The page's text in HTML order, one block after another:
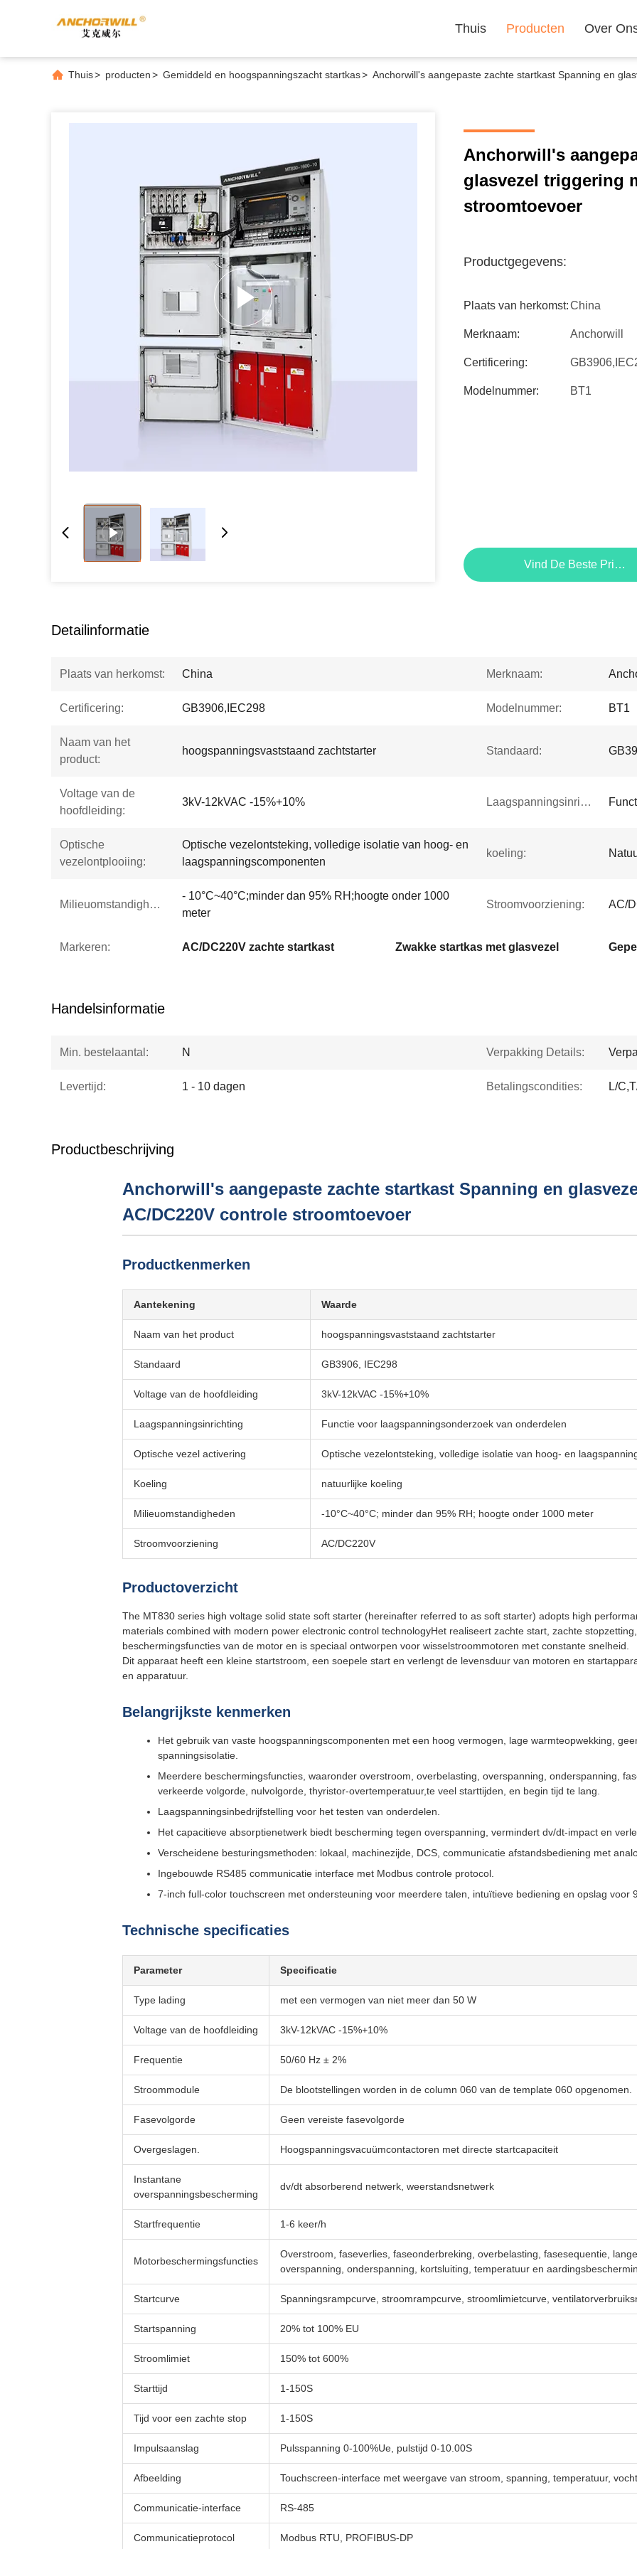
Thuis Producten Over
Thuis> producten> Gemiddeld en hoogspanningszacht startkas> Anchorwill's aangepaste zachte startkast Spanning en
Anchorwill's
glasvezel triggering
stroomtoevoer
Productgegevens:
Plaats van herkomst:China
Merknaam: Anchorwill
Certificering:
Modelnummer: BT1
Vind De Beste Prijs
Detailinformatie
Plaats van herkomst: China Merknaam:
Certificering: GB3906,IEC298 Modelnummer: BT1
Naam van het
product:
hoogspanningsvaststaand zachtstarter Standaard:
Voltage van de
hoofdleiding:
3kV-12kVAC -15%+10% Laagspanningsinrichting:
Optische
vezelontplooiing:
Optische vezelontsteking, volledige isolatie van hoog- en
laagspanningscomponenten
koeling:
Milieuomstandigheden:
- 10°C~40°C;minder dan 95% RH;hoogte onder 1000
meter
Stroomvoorziening: AC/
Markeren: AC/DC220V zachte startkast Zwakke startkas met glasvezel
Handelsinformatie
Min. bestelaantal: N Verpakking Details:
Levertijd: 1 - 10 dagen Betalingscondities: L/
Productbeschrijving
Anchorwill's aangepaste zachte startkast Spanning en
AC/DC220V controle stroomtoevoer
Productkenmerken
Aantekening Waarde
Naam van het product hoogspanningsvaststaand zachtstarter
Standaard GB3906, IEC298
Voltage van de hoofdleiding 3kV-12kVAC -15%+10%
Laagspanningsinrichting Functie voor laagspanningsonderzoek van onderdelen
Optische vezel activering Optische vezelontsteking, volledige isolatie van hoog- en
Koeling natuurlijke koeling
Milieuomstandigheden -10°C~40°C; minder dan 95% RH; hoogte onder 1000 meter
Stroomvoorziening AC/DC220V
Productoverzicht
The MT830 series high voltage solid state soft starter (hereinafter referred to as soft starter) adopts high
materials combined with modern power electronic control technologyHet realiseert zachte start, zachte
beschermingsfuncties van de motor en is speciaal ontworpen voor wisselstroommotoren met constante snelheid.
Dit apparaat heeft een kleine startstroom, een soepele start en verlengt de levensduur van motoren en
en apparatuur.
Belangrijkste kenmerken
Het gebruik van vaste hoogspanningscomponenten met een hoog vermogen, lage warmteopwekking,
spanningsisolatie.
Meerdere beschermingsfuncties, waaronder overstroom, overbelasting, overspanning, onderspanning,
verkeerde volgorde, nulvolgorde, thyristor-overtemperatuur,te veel starttijden, en begin tijd te lang.
Laagspanningsinbedrijfstelling voor het testen van onderdelen.
Het capacitieve absorptienetwerk biedt bescherming tegen overspanning, vermindert dv/dt-impact en
Verscheidene besturingsmethoden: lokaal, machinezijde, DCS, communicatie afstandsbediening met
Ingebouwde RS485 communicatie interface met Modbus controle protocol.
7-inch full-color touchscreen met ondersteuning voor meerdere talen, intuïtieve bediening en opslag voor
Technische specificaties
Parameter Specificatie
Type lading met een vermogen van niet meer dan 50 W
Voltage van de hoofdleiding 3kV-12kVAC -15%+10%
Frequentie 50/60 Hz ± 2%
Stroommodule De blootstellingen worden in de column 060 van de template 060 opgenomen.
Fasevolgorde Geen vereiste fasevolgorde
Overgeslagen. Hoogspanningsvacuümcontactoren met directe startcapaciteit
Instantane
overspanningsbescherming
dv/dt absorberend netwerk, weerstandsnetwerk
Startfrequentie 1-6 keer/h
Motorbeschermingsfuncties
Overstroom, faseverlies, faseonderbreking, overbelasting, fasesequentie,
overspanning, onderspanning, kortsluiting, temperatuur en
Startcurve Spanningsrampcurve, stroomrampcurve, stroomlimietcurve,
Startspanning 20% tot 100% EU
Stroomlimiet 150% tot 600%
Starttijd 1-150S
Tijd voor een zachte stop 1-150S
Impulsaanslag Pulsspanning 0-100%Ue, pulstijd 0-10.00S
Afbeelding Touchscreen-interface met weergave van stroom, spanning, temperatuur,
Communicatie-interface RS-485
Communicatieprotocol Modbus RTU, PROFIBUS-DP